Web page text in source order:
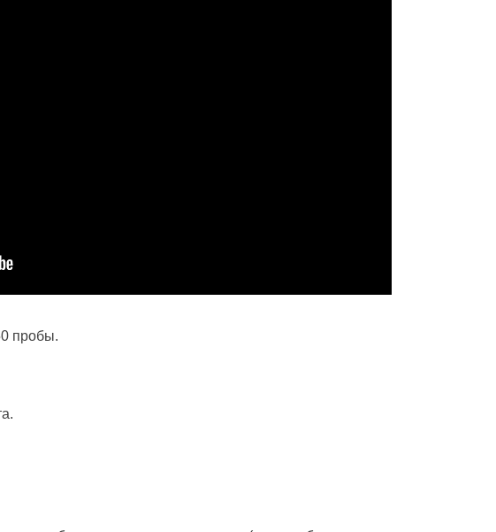
пробы.